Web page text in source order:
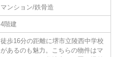
マンション/鉄骨造
4階建
徒歩16分の距離に堺市立陵西中学校
があるのも魅力。こちらの物件はマ